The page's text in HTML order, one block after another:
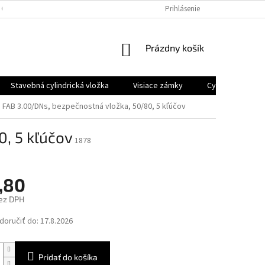
ÚDAJOV Prihlásenie
NÁKUPNÝ
Prázdny košík
Stavebná cylindrická vložka Visiace zámky
Cyklo a moto
FAB 3.00/DNs, bezpečnostná vložka, 50/80, 5 kľúčov
5 kľúčov 1878
DPH
do: 17.8.2026
Pridať do košíka